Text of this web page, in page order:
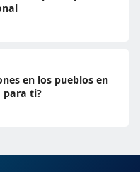
en los pueblos en
para ti?